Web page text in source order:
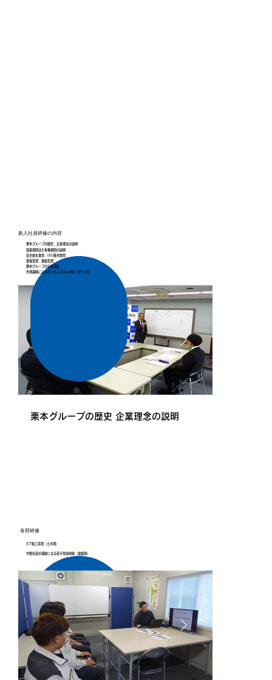
栗本グループの歴史 企業理念の説明
現場実習
栗本グループの歴史 企業理念の説明
現場実習
栗本グループの歴史 企業理念の説明
現場実習
栗本グループの歴史 企業理念の説明
現場実習
栗本グループの歴史 企業理念の説明
現場実習
栗本グループの歴史 企業理念の説明
現場実習
栗本グループの歴史 企業理念の説明
現場実習
栗本グループの歴史 企業理念の説明
現場実習
栗本グループの歴史 企業理念の説明
現場実習
栗本グループの歴史 企業理念の説明
現場実習
栗本グループの歴史 企業理念の説明
現場実習
栗本グループの歴史 企業理念の説明
現場実習
栗本グループの歴史 企業理念の説明
現場実習
栗本グループの歴史 企業理念の説明
現場実習
栗本グループの歴史 企業理念の説明
現場実習
新入社員研修の内容
栗本グループの歴史、企業理念の説明
就業規則ほか各種規則の説明
安全衛生教育、ISO基本教育
現場実習、測量実習
栗本グループの会社視察
外部講師によるビジネススキル研修（全11回）
各部研修
ICT施工実習（土木部）
中堅社員が講師になる若手育成研修（建築部）